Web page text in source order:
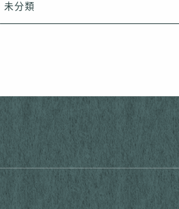
未分類